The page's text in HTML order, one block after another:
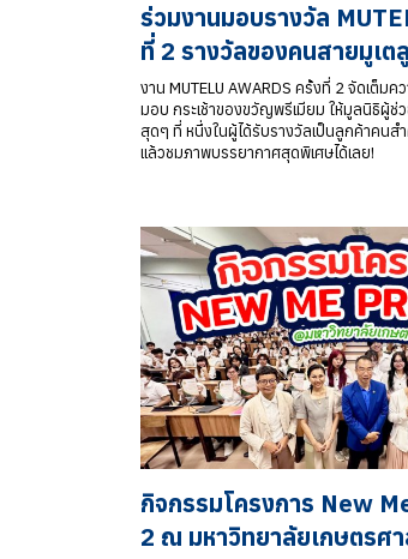
ร่วมงานมอบรางวัล
ที่ 2 รางวัลของคนสายมูเตลู
งาน MUTELU AWARDS ครั้งที่ 2 จัดเต็ม
มอบ กระเช้าของขวัญพรีเมียม ให้มูลนิธิผู้ช่
สุดๆ ที่ หนึ่งในผู้ได้รับรางวัลเป็นลูกค้าคน
แล้วชมภาพบรรยากาศสุดพิเศษได้เลย!
กิจกรรมโครงการ New
2 ณ มหาวิทยาลัยเกษตรศ